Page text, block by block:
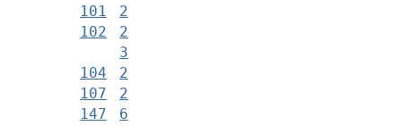
101
2
102
2
3
104
2
107
2
147
6